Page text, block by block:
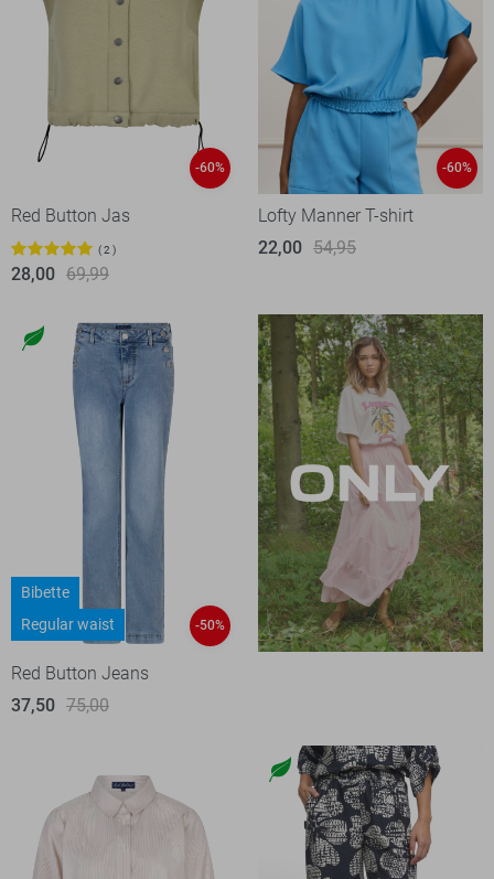
-60%
Red Button Jas
2
28,00 69,99
-60%
Lofty Manner T-shirt
22,00 54,95
Bibette
Regular waist
-50%
Red Button Jeans
37,50 75,00